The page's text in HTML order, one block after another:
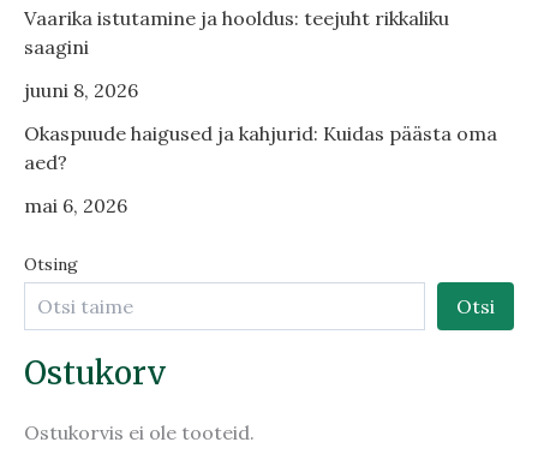
Vaarika istutamine ja hooldus: teejuht rikkaliku
saagini
juuni 8, 2026
Okaspuude haigused ja kahjurid: Kuidas päästa oma
aed?
mai 6, 2026
Otsing
Otsi
Ostukorv
Ostukorvis ei ole tooteid.